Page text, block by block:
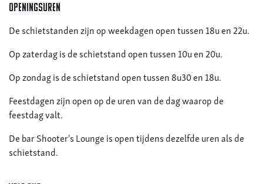
openingsuren
De schietstanden zijn op weekdagen open tussen 18u en 22u.
Op zaterdag is de schietstand open tussen 10u en 20u.
Op zondag is de schietstand open tussen 8u30 en 18u.
Feestdagen zijn open op de uren van de dag waarop de
feestdag valt.
De bar Shooter's Lounge is open tijdens dezelfde uren als de
schietstand.